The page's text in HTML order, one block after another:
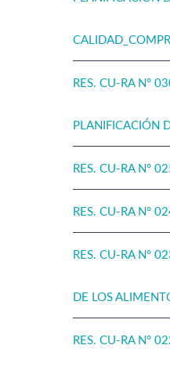
RES. CU-RA N°
PLANIFICACIÓN
RES. CU-RA N°
RES. CU-RA N°
RES. CU-RA N°
DE LOS
RES. CU-RA N°